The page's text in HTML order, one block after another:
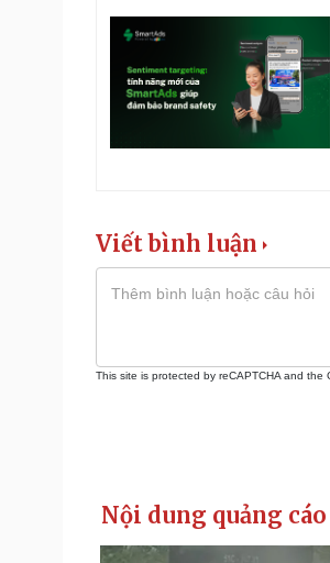
Viết bình luận
This site is protected by reCAPTCHA and the